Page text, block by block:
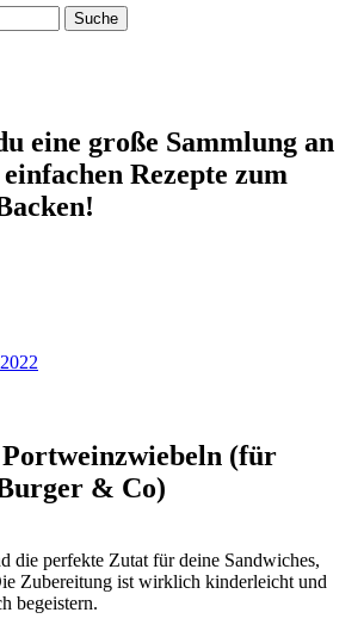
eine große Sammlung an
Rezepte zum
(für
& Co)
die perfekte Zutat für deine Sandwiches,
Zubereitung ist wirklich kinderleicht und
begeistern.